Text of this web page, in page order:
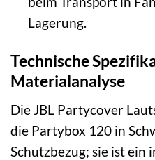
Lagerung.
Technische
Materialanalyse
Die JBL Partycover
die Partybox 120 in
Schutzbezug; sie ist ein